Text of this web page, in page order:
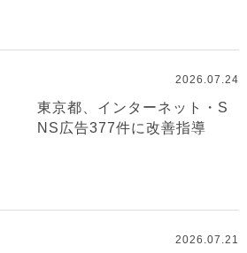
2026.07.24
東京都、インターネット・S
NS広告377件に改善指導
2026.07.21